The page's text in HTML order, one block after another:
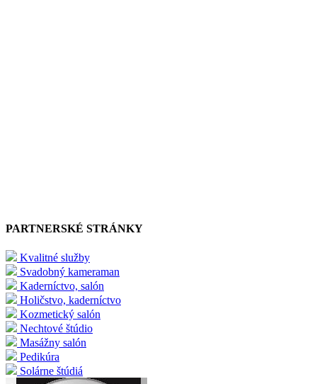
PARTNERSKÉ STRÁNKY
Kvalitné služby
Svadobný kameraman
Kaderníctvo, salón
Holičstvo, kaderníctvo
Kozmetický salón
Nechtové štúdio
Masážny salón
Pedikúra
Solárne štúdiá